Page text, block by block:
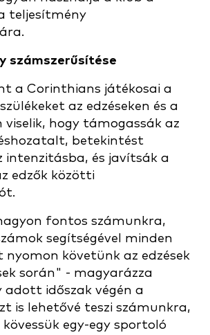
teljesítmény
számszerűsítése
a Corinthians játékosai a
az edzéseken és a
viselik, hogy támogassák az
betekintést
intenzitásba, és javítsák a
edzők közötti
fontos számunkra,
segítségével minden
nyomon követünk az edzések
során" - magyarázza
adott időszak végén a
is lehetővé teszi számunkra,
egy-egy sportoló